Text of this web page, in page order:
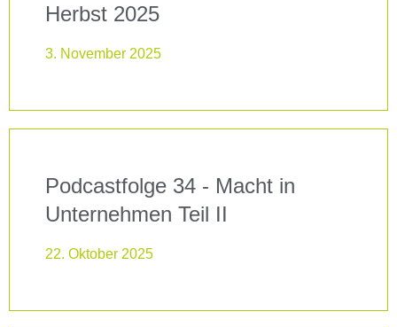
Herbst 2025
3. November 2025
Podcastfolge 34 - Macht in
Unternehmen Teil II
22. Oktober 2025